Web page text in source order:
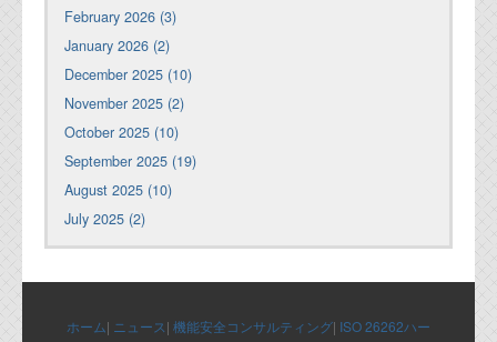
February 2026 (3)
January 2026 (2)
December 2025 (10)
November 2025 (2)
October 2025 (10)
September 2025 (19)
August 2025 (10)
July 2025 (2)
ホーム| ニュース| 機能安全コンサルティング| ISO 26262ハー